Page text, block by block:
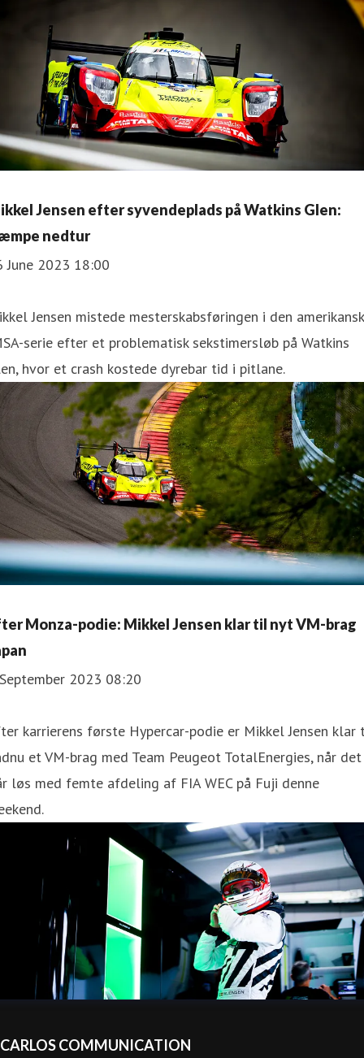
Jensen efter syvendeplads på Watkins Glen:
nedtur
June 2023 18:00
Jensen mistede mesterskabsføringen i den
serie efter et problematisk sekstimersløb på Watkins
hvor et crash kostede dyrebar tid i pitlane.
Monza-podie: Mikkel Jensen klar til nyt VM-brag
2023 08:20
karrierens første Hypercar-podie er Mikkel Jensen klar
et VM-brag med Team Peugeot TotalEnergies, når det
løs med femte afdeling af FIA WEC på Fuji denne
CARLOS COMMUNICATION